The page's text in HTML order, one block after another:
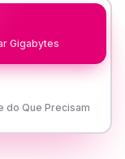
Gigabytes
do Que Precisam